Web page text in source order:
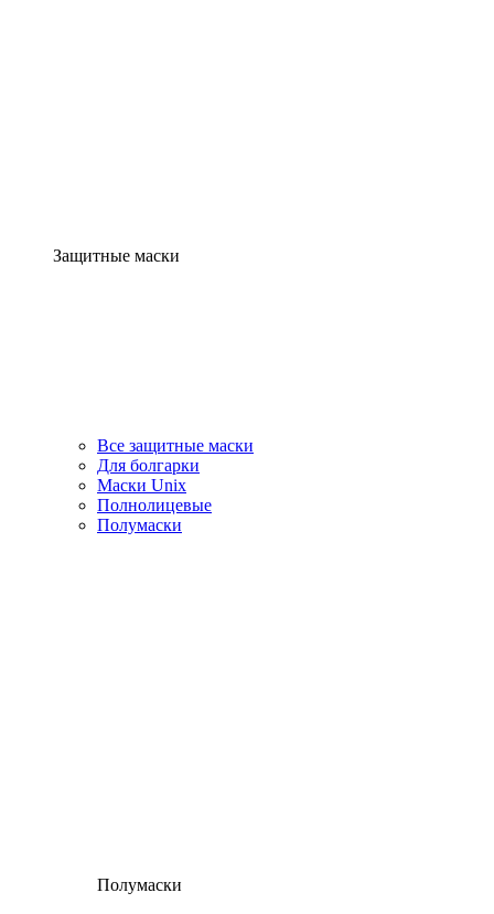
Защитные маски
Все защитные маски
Для болгарки
Маски Unix
Полнолицевые
Полумаски
Полумаски